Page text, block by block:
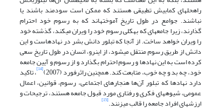
راه‏حل‏های کمابیش تطبیقی هستند که ممکن است سودمند باشند یا
نباشند. جوامع در طول تاریخ آموخته‏اند که به رسوم خود احترام
گذارند، زیرا جامعه‏ای که به‏کلی رسوم خود را ویران می‏کند، گذشته خود
را ویران خواهد ساخت. از آنجا که تبلور دانش بشر در نهادهاست و این
دانش از طریق رسوم منتقل می‏شود، از این‏رو، انسان در طول تاریخ سعی
کرده است به این نهادها و رسوم احترام بگذارد و از رسوم و آیین جامعه
خود، چه بد و چه خوب، متابعت کند. همچنین راثرفورد (2007) [14] ، تاکید
دارد نهادها که تبلور آن‌ها هنجارهای اجتماعی، رسوم، قوانین، اعمال
عمومی، شیوه‏های فکری و رفتاری مورد قبول جامعه هستند، ترجیحات و
ارزش‏های افراد جامعه را قالب می‏زنند.[15]